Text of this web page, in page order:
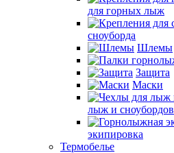
для горных лыж
сноуборда
Шлемы
Защита
Маски
лыж и сноубордов
экипировка
Термобелье